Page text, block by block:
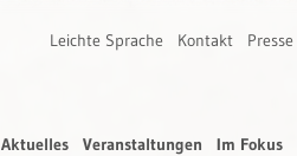
Leichte Sprache Kontakt Presse
Aktuelles Veranstaltungen Im Fokus